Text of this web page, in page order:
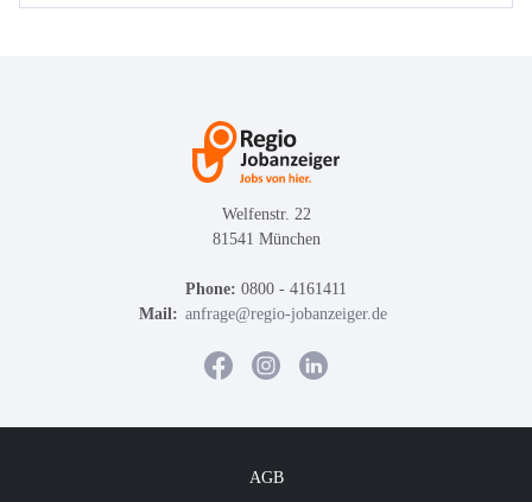
Welfenstr. 22
81541 München
Phone: 0800 - 4161411
Mail: anfrage@regio-jobanzeiger.de
AGB